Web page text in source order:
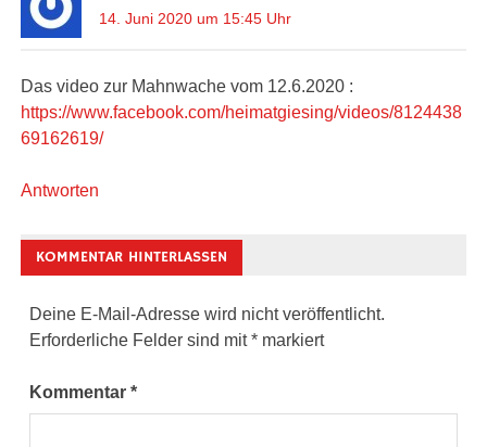
14. Juni 2020 um 15:45 Uhr
Das video zur Mahnwache vom 12.6.2020 :
https://www.facebook.com/heimatgiesing/videos/8124438
69162619/
Antworten
KOMMENTAR HINTERLASSEN
Deine E-Mail-Adresse wird nicht veröffentlicht.
Erforderliche Felder sind mit* markiert
Kommentar*